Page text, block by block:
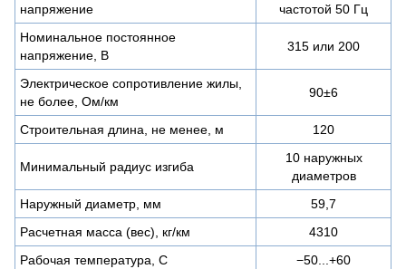
напряжение
частотой 50 Гц
Номинальное постоянное
напряжение, В
315 или 200
Электрическое сопротивление жилы,
не более, Ом/км
90±6
Строительная длина, не менее, м 120
Минимальный радиус изгиба
10 наружных
диаметров
Наружный диаметр, мм
59,7
Расчетная масса (вес), кг/км
4310
Рабочая температура, C
−50...+60